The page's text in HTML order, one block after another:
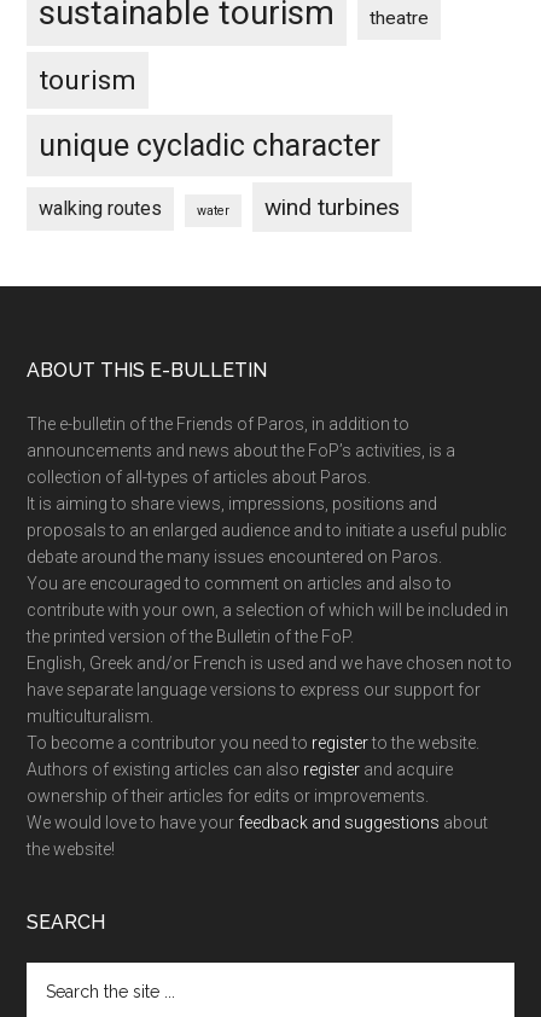
sustainable tourism theatre
tourism
unique cycladic character
walking routes water wind turbines
Footer
ABOUT THIS E-BULLETIN
The e-bulletin of the Friends of Paros, in addition to
announcements and news about the FoP’s activities, is a
collection of all-types of articles about Paros.
It is aiming to share views, impressions, positions and
proposals to an enlarged audience and to initiate a useful public
debate around the many issues encountered on Paros.
You are encouraged to comment on articles and also to
contribute with your own, a selection of which will be included in
the printed version of the Bulletin of the FoP.
English, Greek and/or French is used and we have chosen not to
have separate language versions to express our support for
multiculturalism.
To become a contributor you need to registerto the website.
Authors of existing articles can also register and acquire
ownership of their articles for edits or improvements.
We would love to have your feedback and suggestions about
the website!
SEARCH
the